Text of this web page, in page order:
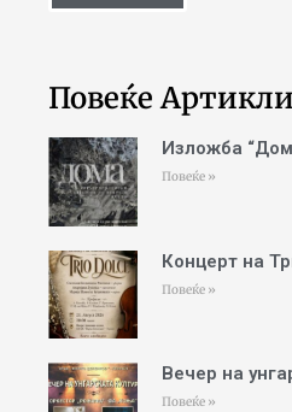
Повеќе
Изложба
Повеќе »
Концерт на
Повеќе »
Вечер на
Повеќе »